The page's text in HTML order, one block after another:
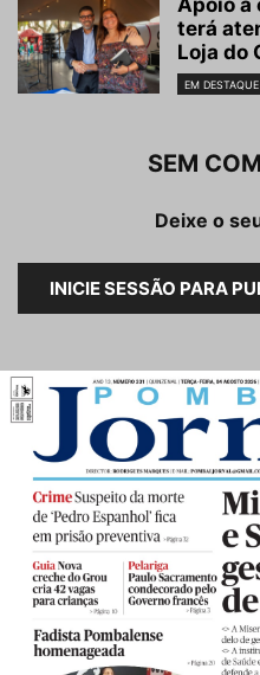
terá
Loja do
EM DESTAQUE
SEM
Deixe o
INICIE SESSÃO PARA